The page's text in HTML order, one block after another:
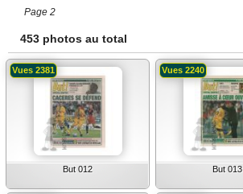
Page 2
453 photos au total
But 012
Vues 2381
But 013
Vues 2240